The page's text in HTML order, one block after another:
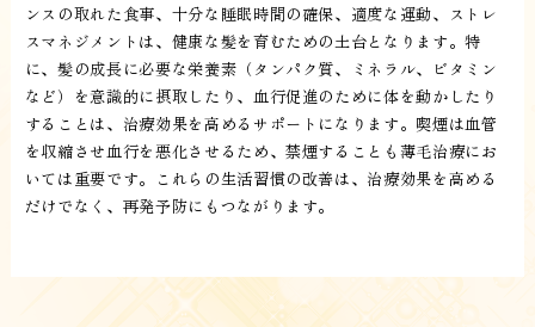
ンスの取れた食事、十分な睡眠時間の確保、適度な運動、ストレ
スマネジメントは、健康な髪を育むための土台となります。特
に、髪の成長に必要な栄養素（タンパク質、ミネラル、ビタミン
など）を意識的に摂取したり、血行促進のために体を動かしたり
することは、治療効果を高めるサポートになります。喫煙は血管
を収縮させ血行を悪化させるため、禁煙することも薄毛治療にお
いては重要です。これらの生活習慣の改善は、治療効果を高める
だけでなく、再発予防にもつながります。